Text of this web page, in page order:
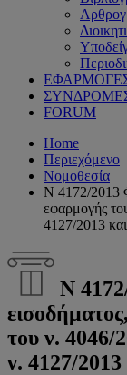
FORUM
Home
Περιεχόμενο
Νομοθεσία
Ν 4172/2013
εφαρμογής
4127/2013 και
Ν
του ν. 4046/
ν. 4127/2013